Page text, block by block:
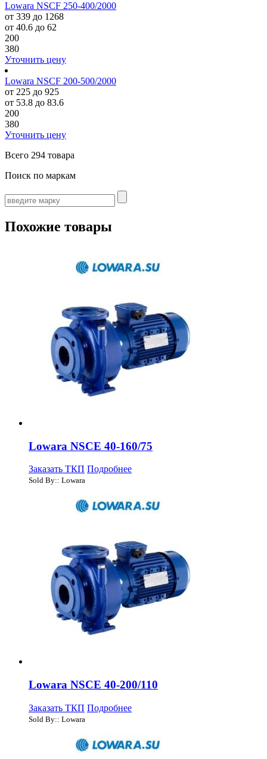
Lowara NSCF 250-400/2000
от 339 до 1268
от 40.6 до 62
200
380
Уточнить цену
Lowara NSCF 200-500/2000
от 225 до 925
от 53.8 до 83.6
200
380
Уточнить цену
Всего 294 товара
Поиск по маркам
Похожие товары
Lowara NSCE 40-160/75
Заказать ТКП Подробнее
Sold By:: Lowara
Lowara NSCE 40-200/110
Заказать ТКП Подробнее
Sold By:: Lowara